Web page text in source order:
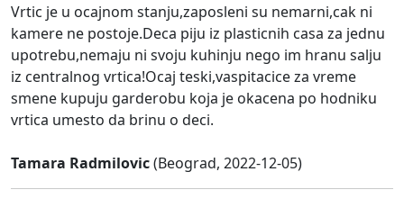
Vrtic je u ocajnom stanju,zaposleni su nemarni,cak ni
kamere ne postoje.Deca piju iz plasticnih casa za jednu
upotrebu,nemaju ni svoju kuhinju nego im hranu salju
iz centralnog vrtica!Ocaj teski,vaspitacice za vreme
smene kupuju garderobu koja je okacena po hodniku
vrtica umesto da brinu o deci.
Tamara Radmilovic(Beograd, 2022-12-05)